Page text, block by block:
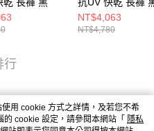
NT$4,063
NT$4,780
行
用 cookie 方式之詳情，及若您不希
cookie 設定，請參閱本網站「 隱私